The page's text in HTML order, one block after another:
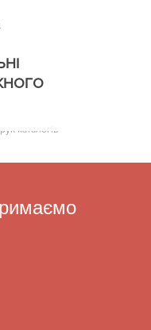
каталогів